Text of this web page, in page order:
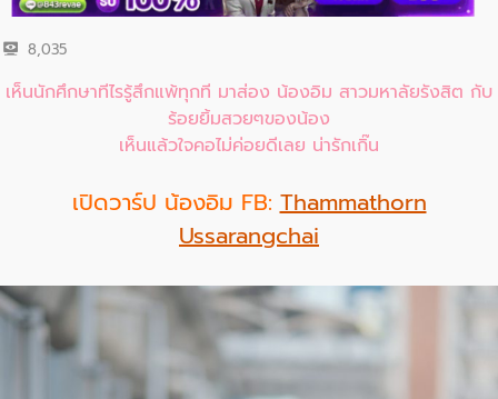
8,035
เห็นนักศึกษาทีไรรู้สึกแพ้ทุกที มาส่อง น้องอิม สาวมหาลัยรังสิต กับ
ร้อยยิ้มสวยๆของน้อง
เห็นแล้วใจคอไม่ค่อยดีเลย น่ารักเกิ๊น
เปิดวาร์ป น้องอิม FB:Thammathorn
Ussarangchai